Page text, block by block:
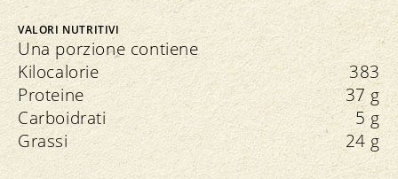
VALORI NUTRITIVI
Una porzione contiene
Kilocalorie
383
Proteine
37 g
Carboidrati
5 g
Grassi
24 g